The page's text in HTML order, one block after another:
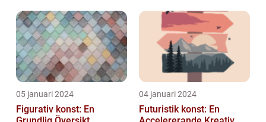
05 januari 2024
Figurativ konst: En
04 januari 2024
Futuristik konst: En